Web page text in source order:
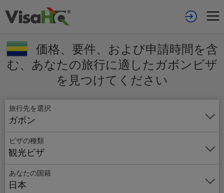
価格、要件、および申請時間を含
む、あなたの旅行に適したガボンビザ
を見つけてください
旅行先を選択
ガボン
ビザの種類
観光ビザ
あなたの国籍
日本
オ